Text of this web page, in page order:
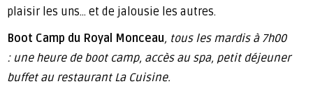
plaisir les uns… et de jalousie les autres.
Boot Camp du Royal Monceau, tous les mardis à 7h00
: une heure de boot camp, accès au spa, petit déjeuner
buffet au restaurant La Cuisine.